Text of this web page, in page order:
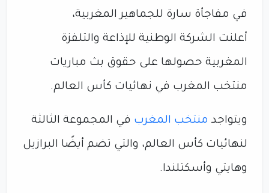
في مفاجأة سارة للجماهير المغربية،
أعلنت الشركة الوطنية للإذاعة والتلفزة
المغربية حصولها على حقوق بث مباريات
منتخب المغرب في نهائيات كأس العالم.
ويتواجد منتخب المغرب في المجموعة الثالثة
لنهائيات كأس العالم، والتي تضم أيضًا البرازيل
وهايتي وأسكتلندا.